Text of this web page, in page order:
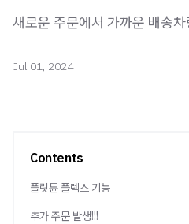
새로운 주문에서 가까운 배송
Jul 01, 2024
Contents
플릿튠 플렉스 기능
추가 주문 발생!!!